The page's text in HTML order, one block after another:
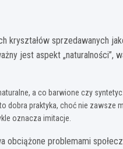
sprzedawanych
jest aspekt „naturalności”,
a co barwione czy
dobra praktyka, choć nie zawsze
oznacza imitacje.
problemami